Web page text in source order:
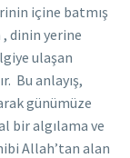
içine batmış
dinin yerine
ulaşan
Bu anlayış,
günümüze
bir algılama ve
Allah’tan alan